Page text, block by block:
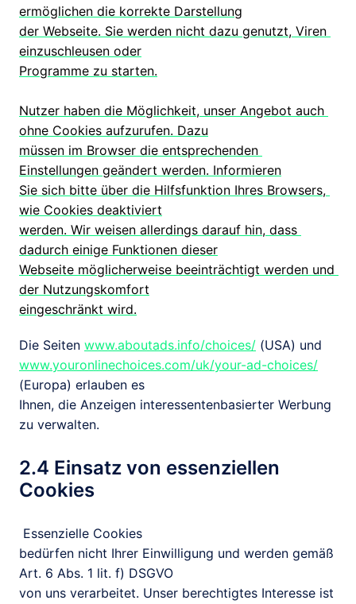
ermöglichen die korrekte Darstellung
der Webseite. Sie werden nicht dazu genutzt, Viren
einzuschleusen oder
Programme zu starten.
Nutzer haben die Möglichkeit, unser Angebot auch
ohne Cookies aufzurufen. Dazu
müssen im Browser die entsprechenden
Einstellungen geändert werden. Informieren
Sie sich bitte über die Hilfsfunktion Ihres Browsers,
wie Cookies deaktiviert
werden. Wir weisen allerdings darauf hin, dass
dadurch einige Funktionen dieser
Webseite möglicherweise beeinträchtigt werden und
der Nutzungskomfort
eingeschränkt wird.
Die Seiten www.aboutads.info/choices/
www.youronlinechoices.com/uk/your-ad-choices/
(Europa) erlauben es
Ihnen, die Anzeigen interessentenbasierter Werbung
zu verwalten.
2.4 Einsatz von essenziellen
Cookies
Essenzielle Cookies
bedürfen nicht Ihrer Einwilligung und werden gemäß
Art. 6 Abs. 1 lit. f) DSGVO
von uns verarbeitet. Unser berechtigtes Interesse ist